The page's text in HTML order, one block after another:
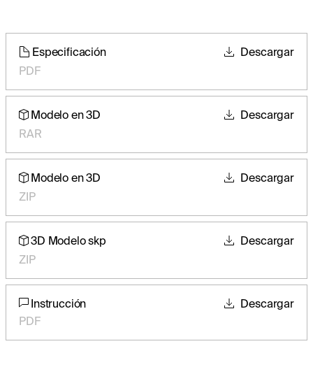
Especificación
PDF
Descargar
Modelo en 3D
RAR
Descargar
Modelo en 3D
ZIP
Descargar
3D Modelo skp
ZIP
Descargar
Instrucción
PDF
Descargar